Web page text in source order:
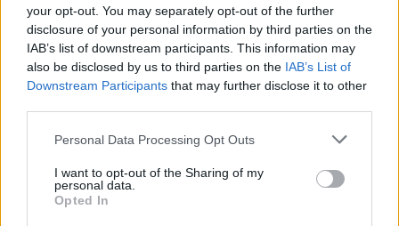
your opt-out. You may separately opt-out of the further
disclosure of your personal information by third parties on the
IAB’s list of downstream participants. This information may
also be disclosed by us to third parties on the IAB’s List of
Downstream Participants that may further disclose it to other
Personal Data Processing Opt Outs
I want to opt-out of the Sharing of my
personal data.
Opted In
Εορτολόγιο: Ποιοι γιορτάζουν σήμερα 8 Αυγούστου
07:00
Αντί για καφέ: Τρία ροφήματα για άμεσο "ξύπνημα" και